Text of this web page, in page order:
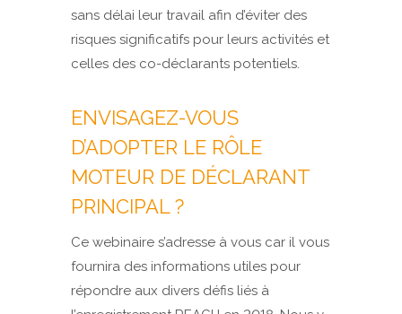
sans délai leur travail afin d’éviter des
risques significatifs pour leurs activités et
celles des co-déclarants potentiels.
ENVISAGEZ-VOUS
D’ADOPTER LE RÔLE
MOTEUR DE DÉCLARANT
PRINCIPAL ?
Ce webinaire s’adresse à vous car il vous
fournira des informations utiles pour
répondre aux divers défis liés à